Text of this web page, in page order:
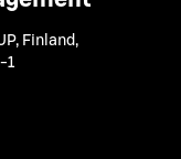
Finland ,
1